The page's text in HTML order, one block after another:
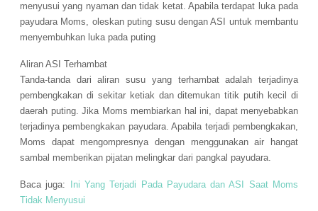
menyusui yang nyaman dan tidak ketat. Apabila terdapat luka pada
payudara Moms, oleskan puting susu dengan ASI untuk membantu
menyembuhkan luka pada puting
Aliran ASI Terhambat
Tanda-tanda dari aliran susu yang terhambat adalah terjadinya
pembengkakan di sekitar ketiak dan ditemukan titik putih kecil di
daerah puting. Jika Moms membiarkan hal ini, dapat menyebabkan
terjadinya pembengkakan payudara. Apabila terjadi pembengkakan,
Moms dapat mengompresnya dengan menggunakan air hangat
sambal memberikan pijatan melingkar dari pangkal payudara.
Baca juga:
Ini Yang Terjadi Pada Payudara dan ASI Saat Moms
Tidak Menyusui